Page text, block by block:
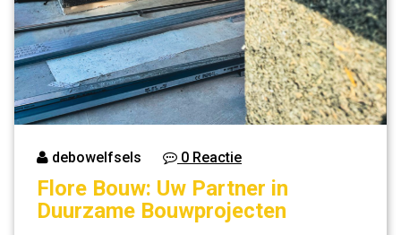
debowelfsels 0 Reactie
Flore Bouw: Uw Partner in
Duurzame Bouwprojecten